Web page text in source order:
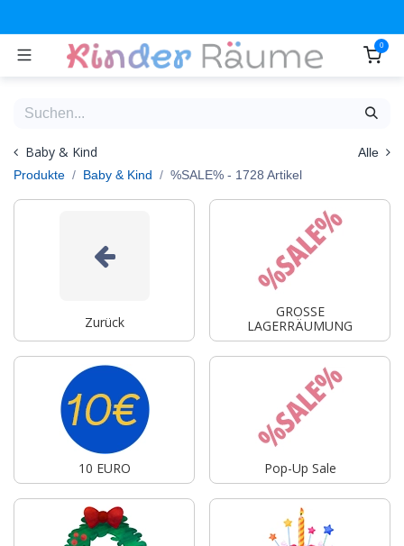
0
Baby & Kind
Alle
Produkte
Baby & Kind %SALE% - 1728 Artikel
Zurück
GROSSE
LAGERRÄUMUNG
10 EURO Pop-Up Sale